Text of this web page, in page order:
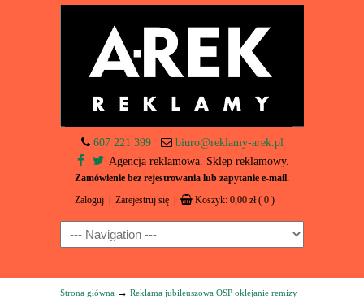
607 221 399
biuro@reklamy-arek.pl
Agencja reklamowa. Sklep reklamowy.
Zamówienie bez rejestrowania lub zapytanie e-mail.
Zaloguj Zarejestruj się Koszyk: 0,00 zł ( 0 )
Navigation
Strona główna → Reklama jubileuszowa OSP oklejanie remizy